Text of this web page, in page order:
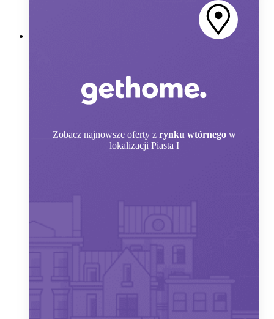
Zobacz najnowsze oferty z rynku wtórnego w
lokalizacji Piasta I